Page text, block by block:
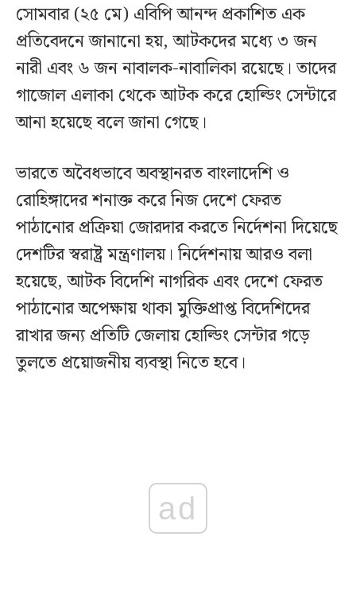
সোমবার (২৫ মে) এবিপি আনন্দ প্রকাশিত এক
প্রতিবেদনে জানানো হয়, আটকদের মধ্যে ৩ জন
নারী এবং ৬ জন নাবালক-নাবালিকা রয়েছে। তাদের
গাজোল এলাকা থেকে আটক করে হোল্ডিং সেন্টারে
আনা হয়েছে বলে জানা গেছে।
ভারতে অবৈধভাবে অবস্থানরত বাংলাদেশি ও
রোহিঙ্গাদের শনাক্ত করে নিজ দেশে ফেরত
পাঠানোর প্রক্রিয়া জোরদার করতে নির্দেশনা দিয়েছে
দেশটির স্বরাষ্ট্র মন্ত্রণালয়। নির্দেশনায় আরও বলা
হয়েছে, আটক বিদেশি নাগরিক এবং দেশে ফেরত
পাঠানোর অপেক্ষায় থাকা মুক্তিপ্রাপ্ত বিদেশিদের
রাখার জন্য প্রতিটি জেলায় হোল্ডিং সেন্টার গড়ে
তুলতে প্রয়োজনীয় ব্যবস্থা নিতে হবে।
ad